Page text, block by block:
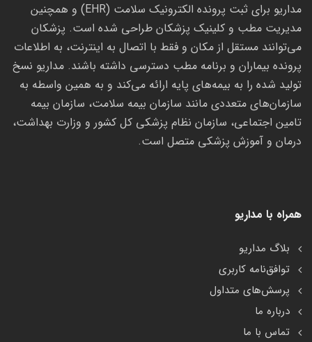
مداریو برای ثبت پرونده الکترونیک سلامت (EHR) و همچنین
مدیریت مطب و کلینیک پزشکان طراحی شده است. پزشکان
می‌توانند مستقل از مکان و فقط با اتصال به اینترنت، به اطلاعات
پرونده بیماران و برنامه مطب دسترسی داشته باشند. مداریو نسخ
تولید شده را به بیمه‌های پایه ارائه می‌کند و به همین واسطه به
سازمان‌های متعددی مانند سازمان بیمه سلامت، سازمان بیمه
تامین اجتماعی، سازمان نظام پزشکی کل کشور و وزارت بهداشت،
درمان و آموزش پزشکی متصل است.
همراه با مداریو
بلاگ مداریو
توافق‌نامه کاربری
پرسش‌های متداول
درباره ما
تماس با ما